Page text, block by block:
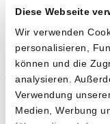
Diese Webseite
Wir verwenden
personalisieren,
können und die
analysieren.
Verwendung
Medien, Werbung
kommt die
künstliche
Das Pesto aus
«Timilia» Pasta,
Willst du
wir eine